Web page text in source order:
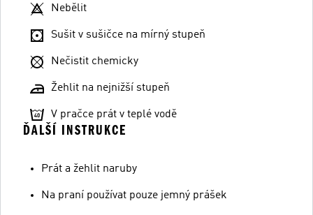
Nebělit
Sušit v sušičce na mírný stupeň
Nečistit chemicky
Žehlit na nejnižší stupeň
V pračce prát v teplé vodě
ĎALŠÍ INSTRUKCE
Prát a žehlit naruby
Na praní používat pouze jemný prášek